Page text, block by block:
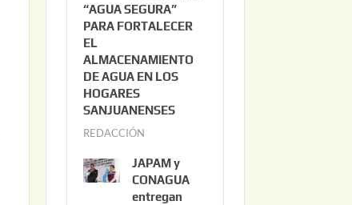
6
o
2
0
“AGUA SEGURA”
PARA FORTALECER
EL
ALMACENAMIENTO
DE AGUA EN LOS
HOGARES
SANJUANENSES
REDACCIÓN
l
i
JAPAM y
CONAGUA
entregan